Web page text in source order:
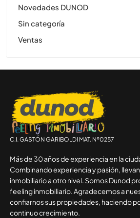
Novedades DUNOD
Sin categoría
Ventas
C.I. GASTÓN GARIBOLDI MAT. Nº0257
Más de 30 años de experiencia en la
Combinando experiencia y pasión,
inmobiliario a otro nivel. Somos Dunod
feeling inmobiliario. Agradecemos a
confiarnos sus propiedades, haciendo
continuo crecimiento.